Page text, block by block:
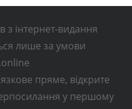
з інтернет-видання
лише за умови
пряме, відкрите
у першому